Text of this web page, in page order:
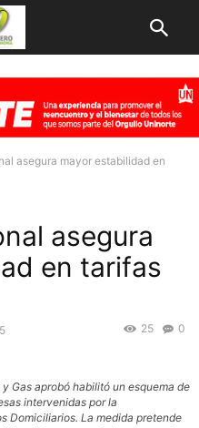
asegura mayor estabilidad en
asegura
en tarifas
0
25
Gas aprobó habilitó un esquema de
intervenidas por la
Domiciliarios. La medida pretende